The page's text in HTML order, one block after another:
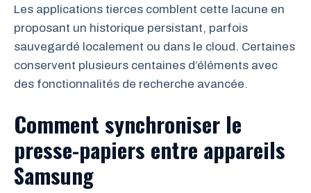
Les applications tierces comblent cette lacune en
proposant un historique persistant, parfois
sauvegardé localement ou dans le cloud. Certaines
conservent plusieurs centaines d’éléments avec
des fonctionnalités de recherche avancée.
Comment synchroniser le
presse-papiers entre appareils
Samsung